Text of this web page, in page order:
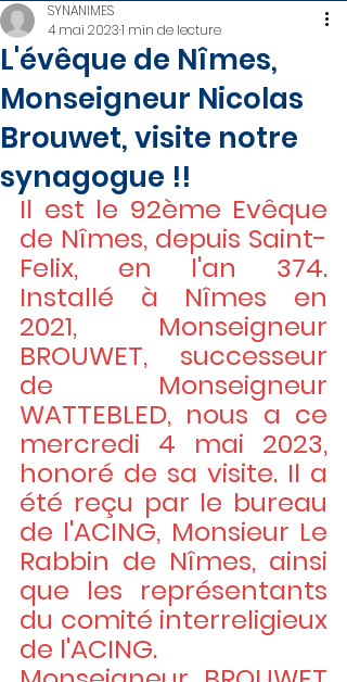
L'évêque de Nîmes,
Monseigneur Nicolas
Brouwet, visite notre
synagogue !!
SYNANIMES
4 mai 20231 min de lecture
Il est le 92ème Evêque
de Nîmes, depuis Saint-
Felix, en l'an 374.
Installé à Nîmes en
2021, Monseigneur
BROUWET, successeur
de Monseigneur
WATTEBLED, nous a ce
mercredi 4 mai 2023,
honoré de sa visite. Il a
été reçu par le bureau
de l'ACING, Monsieur Le
Rabbin de Nîmes, ainsi
que les représentants
du comité interreligieux
de l'ACING.